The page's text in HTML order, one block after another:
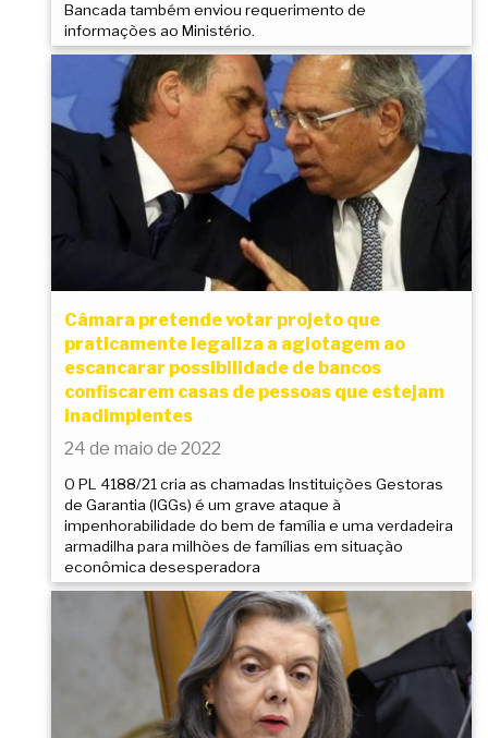
Bancada também enviou requerimento de
informações ao Ministério.
Câmara pretende votar projeto que
praticamente legaliza a agiotagem ao
escancarar possibilidade de bancos
confiscarem casas de pessoas que estejam
inadimplentes
24 de maio de 2022
O PL 4188/21 cria as chamadas Instituições Gestoras
de Garantia (IGGs) é um grave ataque à
impenhorabilidade do bem de família e uma verdadeira
armadilha para milhões de famílias em situação
econômica desesperadora